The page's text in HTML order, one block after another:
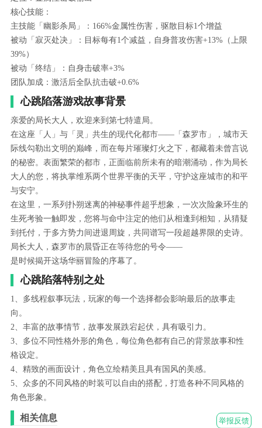
核心技能：
主技能「幽影杀局」：166%金属性伤害，驱散目标1个增益
被动「寂灭处决」：目标每有1个减益，自身普攻伤害+13%（上限
39%）
被动「终结」：自身击破率+3%
团队加成：激活后全队抗击破+0.6%
心跳陷落游戏故事背景
亲爱的局长大人，欢迎来到第七特遣局。
在这座「人」与「灵」共生的现代化都市——「森罗市」，城市天
际线勾勒出文明的巅峰，而在每片璀璨灯火之下，都藏着未曾言说
的秘密。表面繁荣的都市，正面临前所未有的暗潮涌动，作为局长
大人的您，将执掌维系两个世界平衡的天平，守护这座城市的和平
与安宁。
在这里，一系列扑朔迷离的神秘事件超乎想象，一次次险象环生的
生死考验一触即发，您将与命中注定的他们从相逢到相知，从猜疑
到托付，于多方势力间进退周旋，共同谱写一段超越界限的史诗。
局长大人，森罗市的晨昏正在等待您的号令——
是时候揭开这场华丽冒险的序幕了。
心跳陷落特别之处
1、多线程叙事玩法，玩家的每一个选择都会影响最后的故事走
向。
2、丰富的故事情节，故事发展跌宕起伏，具有吸引力。
3、多位不同性格外形的角色，每位角色都有自己的背景故事和性
格设定。
4、精致的画面设计，角色立绘精美且具有国风的美感。
5、众多的不同风格的时装可以自由的搭配，打造各种不同风格的
角色形象。
举报反馈
相关信息